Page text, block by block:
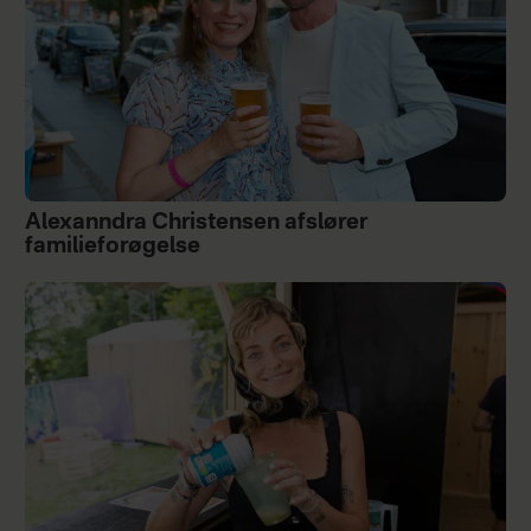
Alexanndra Christensen afslører
familieforøgelse